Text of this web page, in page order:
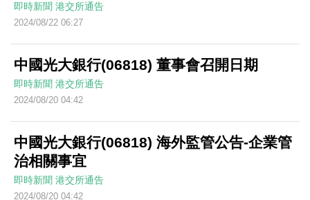
即時新聞 港交所通告
2024/08/22 06:27
中國光大銀行(06818) 董事會召開日期
即時新聞 港交所通告
2024/08/20 04:42
中國光大銀行(06818) 海外監管公告-企業管
治相關事宜
即時新聞 港交所通告
2024/08/20 04:42